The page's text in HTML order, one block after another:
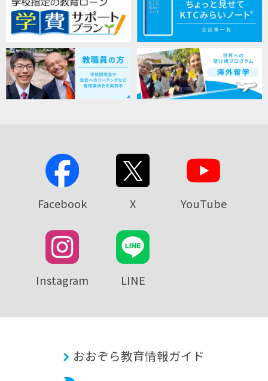
Facebook X YouTube
Instagram LINE
おおぞら教育情報ガイド